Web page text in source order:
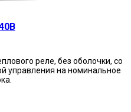
реле, без оболочки, со
управления на номинальное